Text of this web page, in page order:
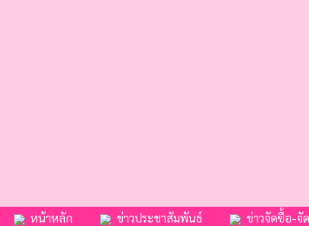
หน้าหลัก ข่าวประชาสัมพันธ์ ข่าวจัดซื้อ-จั